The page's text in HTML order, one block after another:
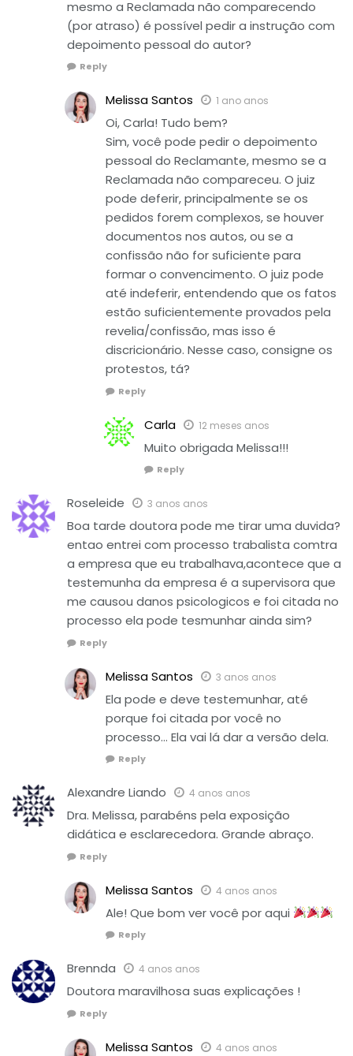
mesmo a Reclamada não comparecendo
(por atraso) é possível pedir a instrução com
depoimento pessoal do autor?
Reply
Melissa Santos 1 ano anos
Oi, Carla! Tudo bem?
Sim, você pode pedir o depoimento
pessoal do Reclamante, mesmo se a
Reclamada não compareceu. O juiz
pode deferir, principalmente se os
pedidos forem complexos, se houver
documentos nos autos, ou se a
confissão não for suficiente para
formar o convencimento. O juiz pode
até indeferir, entendendo que os fatos
estão suficientemente provados pela
revelia/confissão, mas isso é
discricionário. Nesse caso, consigne os
protestos, tá?
Reply
Carla 12 meses anos
Muito obrigada Melissa!!!
Reply
Roseleide 3 anos anos
Boa tarde doutora pode me tirar uma duvida?
entao entrei com processo trabalista comtra
a empresa que eu trabalhava,acontece que a
testemunha da empresa é a supervisora que
me causou danos psicologicos e foi citada no
processo ela pode tesmunhar ainda sim?
Reply
Melissa Santos 3 anos anos
Ela pode e deve testemunhar, até
porque foi citada por você no
processo… Ela vai lá dar a versão dela.
Reply
Alexandre Liando 4 anos anos
Dra. Melissa, parabéns pela exposição
didática e esclarecedora. Grande abraço.
Reply
Melissa Santos 4 anos anos
Ale! Que bom ver você por aqui
Reply
Brennda 4 anos anos
Doutora maravilhosa suas explicações !
Reply
Melissa Santos 4 anos anos